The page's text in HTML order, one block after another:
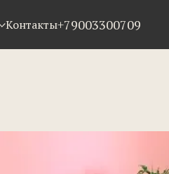
Контакты+79003300709